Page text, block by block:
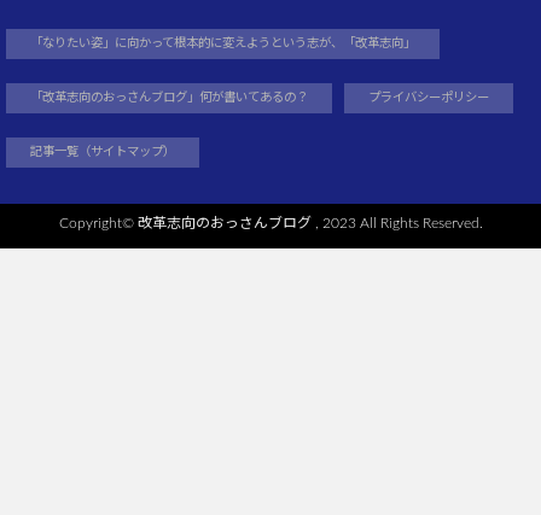
「なりたい姿」に向かって根本的に変えようという志が、「改革志向」
「改革志向のおっさんブログ」何が書いてあるの？ プライバシーポリシー
記事一覧（サイトマップ）
Copyright© 改革志向のおっさんブログ, 2023 All Rights Reserved.